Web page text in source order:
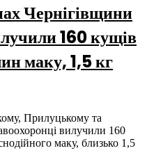
Чернігівщини
160 кущів
маку, 1,5 кг
Прилуцькому та
вилучили 160
маку, близько 1,5